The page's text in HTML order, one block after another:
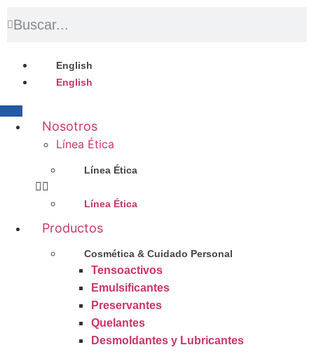
English
English
Nosotros
Línea Ética
Línea Ética
Línea Ética
Productos
Cosmética & Cuidado Personal
Tensoactivos
Emulsificantes
Preservantes
Quelantes
Desmoldantes y Lubricantes